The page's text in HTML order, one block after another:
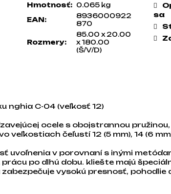
Hmotnosť: 0.065 kg
EAN:
8936000922
870
Rozmery:
85.00 x 20.00
x 180.00
(Š/V/D)
sa
nghia C-04 (veľkosť 12)
ocele s obojstrannou
veľkostiach čeľustí 12 (5 mm), 14 (6
uvoľnenia v porovnaní s inými
po dlhú dobu. kliešte majú
vysokú presnosť, pohodlie